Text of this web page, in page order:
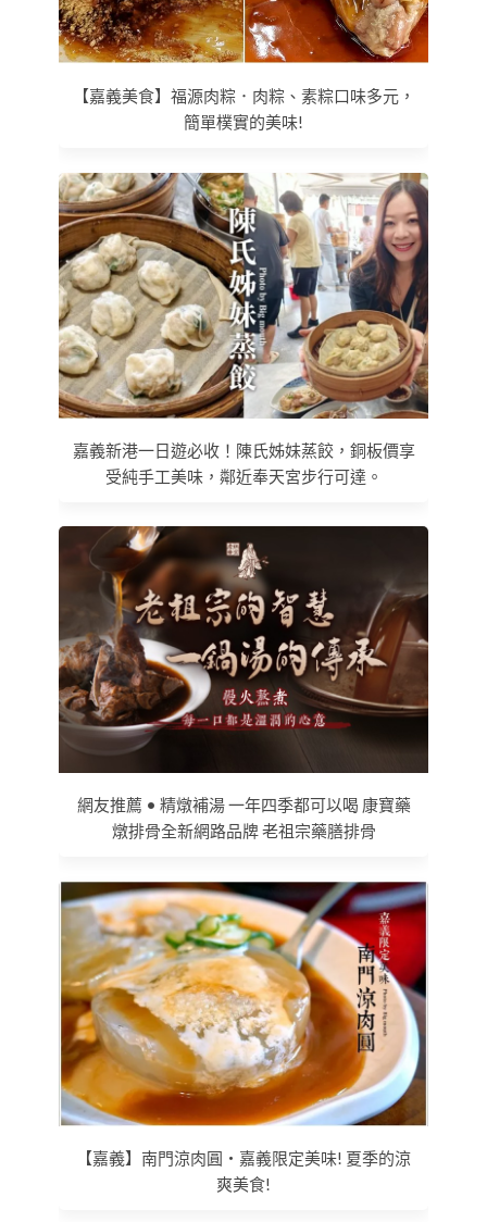
【嘉義美食】福源肉粽．肉粽、素粽口味多元，
簡單樸實的美味!
嘉義新港一日遊必收！陳氏姊妹蒸餃，銅板價享
受純手工美味，鄰近奉天宮步行可達。
網友推薦 • 精燉補湯 一年四季都可以喝 康寶藥
燉排骨全新網路品牌 老祖宗藥膳排骨
【嘉義】南門涼肉圓‧嘉義限定美味! 夏季的涼
爽美食!